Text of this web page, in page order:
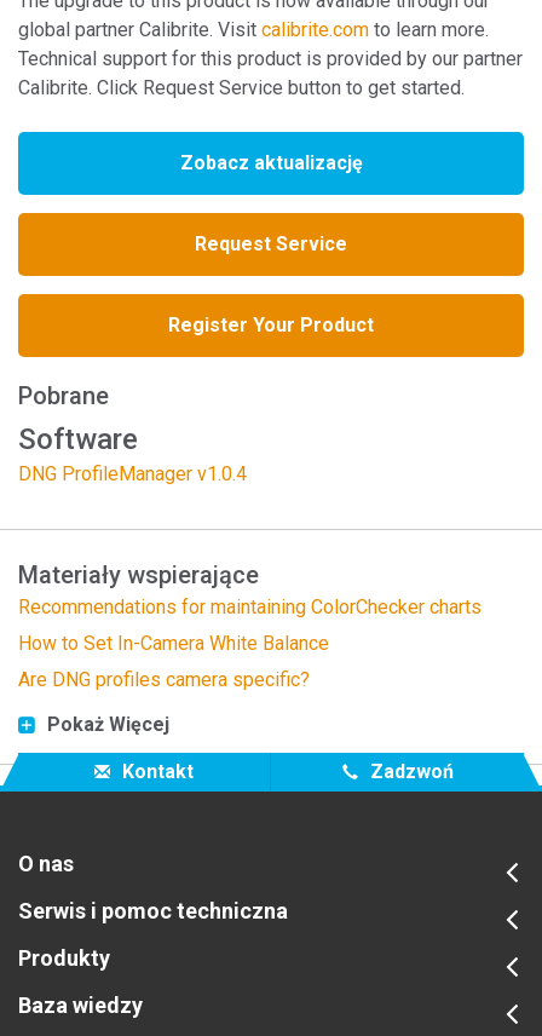
global partner Calibrite. Visit calibrite.com to learn more.
Technical support for this product is provided by our partner
Calibrite. Click Request Service button to get started.
Zobacz aktualizację
Request Service
Register Your Product
Pobrane
Software
DNG ProfileManager v1.0.4
Materiały wspierające
Recommendations for maintaining ColorChecker charts
How to Set In-Camera White Balance
Are DNG profiles camera specific?
Pokaż Więcej
Kontakt Zadzwoń
O nas
Serwis i pomoc techniczna
Produkty
Baza wiedzy